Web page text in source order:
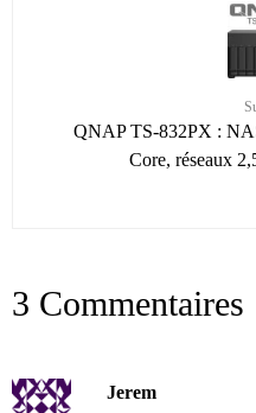
QNAP TS-832PX :
Core, réseaux
3 Commentaires
Jerem